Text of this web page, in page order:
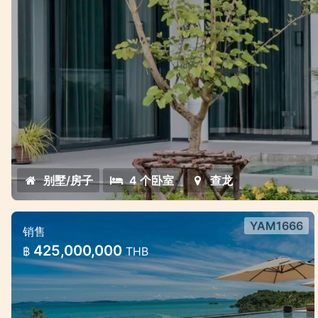
别墅/房子 4 个卧室 查龙
7卧室海景奢华泳池别墅
7卧室海景奢华泳池别墅
YAM1666
销售
฿ 425,000,000 THB